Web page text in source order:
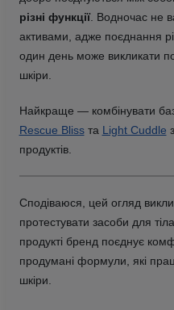
різні функції. Водночас не
активами, адже поєднання
один день може викликати
шкіри.
Найкраще — комбінувати
Rescue Blissта Light Cuddle
продуктів.
Сподіваюся, цей огляд
протестувати засоби для
продукті бренд поєднує
продумані формули, які
шкіри.